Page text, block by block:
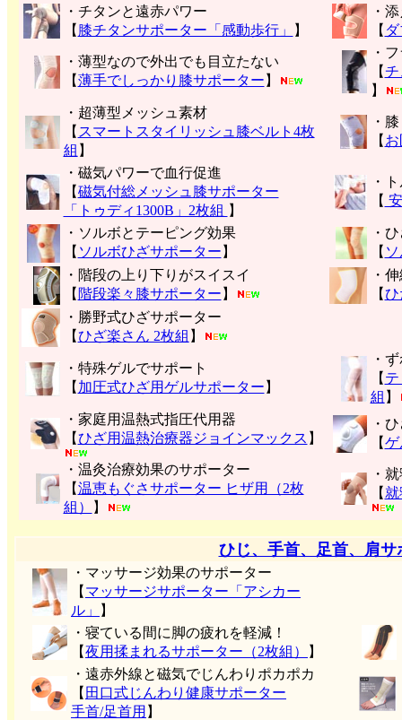
・チタンと遠赤パワー
【 膝チタンサポーター「感動歩行」 】
・
【
・薄型なので外出でも目立たない
【薄手でしっかり膝サポーター 】
・
【チ
】
・超薄型メッシュ素材
【 スマートスタイリッシュ膝ベルト4枚
組 】
・
【
・磁気パワーで血行促進
【磁気付総メッシュ膝サポーター
「トゥディ1300B」2枚組 】
・
【
・ソルボとテーピング効果
【 ソルボひざサポーター 】
・
【
・階段の上り下りがスイスイ
【 階段楽々膝サポーター 】
・
【ひ
・勝野式ひざサポーター
【ひざ楽さん 2枚組 】
・特殊ゲルでサポート
【 加圧式ひざ用ゲルサポーター 】
・
【
組 】
・家庭用温熱式指圧代用器
【ひざ用温熱治療器ジョインマックス 】
・
【ゲ
・温灸治療効果のサポーター
【温恵もぐさサポーター ヒザ用（2枚
組）
】
・
【
ひじ、手首、足首、肩サ
・マッサージ効果のサポーター
【 マッサージサポーター「アシカー
ル」
】
・寝ている間に脚の疲れを軽減！
【夜用揉まれるサポーター（2枚組） 】
・遠赤外線と磁気でじんわりポカポカ
【 田口式じんわり健康サポーター
手首/足首用 】